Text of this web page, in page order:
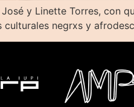
y Linette Torres, con
negrxs y